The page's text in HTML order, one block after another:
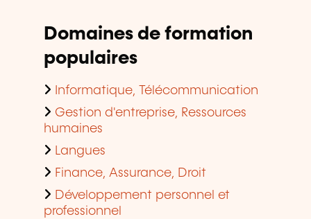
Domaines de formation
populaires
Informatique, Télécommunication
Gestion d'entreprise, Ressources
humaines
Langues
Finance, Assurance, Droit
Développement personnel et
professionnel